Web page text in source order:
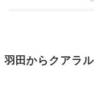
羽田からクアラ